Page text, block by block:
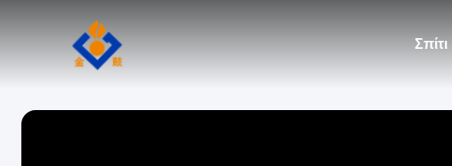
Σπίτι